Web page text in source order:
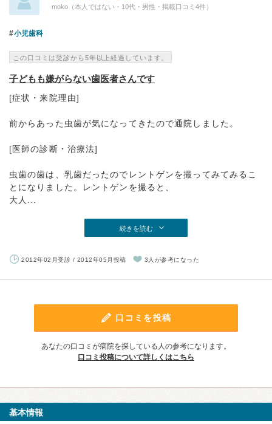
moko（本人ではない・10代・男性・掲載口コミ4件）
小児歯科
この口コミは受診から5年以上経過しています。
子どもも嫌がらない歯医者さんです
[症状・来院理由]
前からあった虫歯が気になってきたので通院しました。
[医師の診断・治療法]
虫歯の歯は、乳歯だったのでレントゲンを撮ってみてみるこ
とになりました。レントゲンを撮ると、
大人...
続きを読む
2012年02月受診 / 2012年05月投稿 3人が参考になった
口コミを投稿
あなたの口コミが病院を探している人の参考になります。
口コミ投稿について詳しくはこちら
基本情報